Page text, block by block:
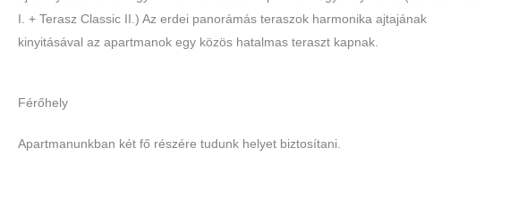
I. + Terasz Classic II.) Az erdei panorámás teraszok harmonika ajtajának
kinyitásával az apartmanok egy közös hatalmas teraszt kapnak.
Férőhely
Apartmanunkban két fő részére tudunk helyet biztosítani.